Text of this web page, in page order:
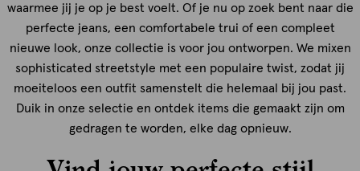
waarmee jij je op je best voelt. Of je nu op zoek bent naar die
perfecte jeans, een comfortabele trui of een compleet
nieuwe look, onze collectie is voor jou ontworpen. We mixen
sophisticated streetstyle met een populaire twist, zodat jij
moeiteloos een outfit samenstelt die helemaal bij jou past.
Duik in onze selectie en ontdek items die gemaakt zijn om
gedragen te worden, elke dag opnieuw.